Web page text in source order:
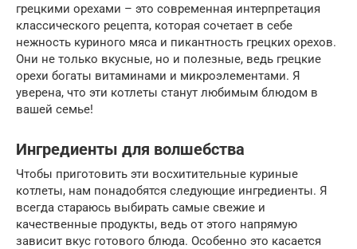
грецкими орехами – это современная интерпретация
классического рецепта, которая сочетает в себе
нежность куриного мяса и пикантность грецких орехов.
Они не только вкусные, но и полезные, ведь грецкие
орехи богаты витаминами и микроэлементами. Я
уверена, что эти котлеты станут любимым блюдом в
вашей семье!
Ингредиенты для волшебства
Чтобы приготовить эти восхитительные куриные
котлеты, нам понадобятся следующие ингредиенты. Я
всегда стараюсь выбирать самые свежие и
качественные продукты, ведь от этого напрямую
зависит вкус готового блюда. Особенно это касается